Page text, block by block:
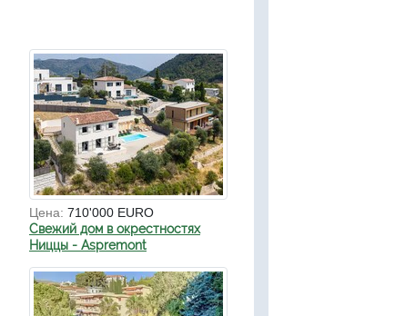
Цена: 710'000 EURO
Свежий дом в окрестностях
Ниццы - Aspremont